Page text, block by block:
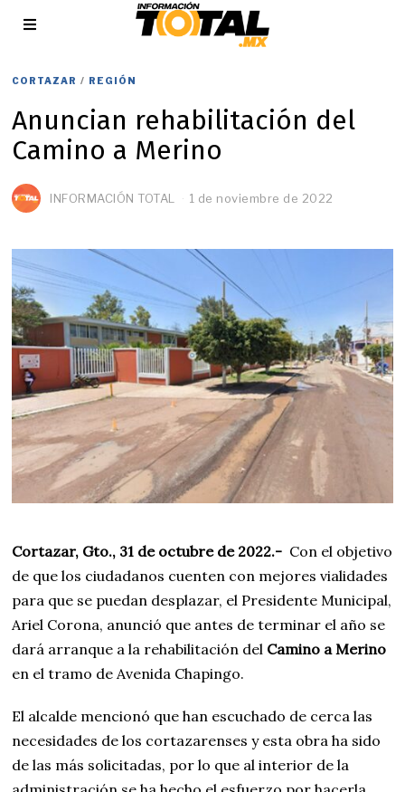
CORTAZAR / REGIÓN
Anuncian rehabilitación del
Camino a Merino
INFORMACIÓN TOTAL 1 de noviembre de 2022
Cortazar, Gto., 31 de octubre de 2022.- Con el objetivo
de que los ciudadanos cuenten con mejores vialidades
para que se puedan desplazar, el Presidente Municipal,
Ariel Corona, anunció que antes de terminar el año se
dará arranque a la rehabilitación del Camino a Merino
en el tramo de Avenida Chapingo.
El alcalde mencionó que han escuchado de cerca las
necesidades de los cortazarenses y esta obra ha sido
de las más solicitadas, por lo que al interior de la